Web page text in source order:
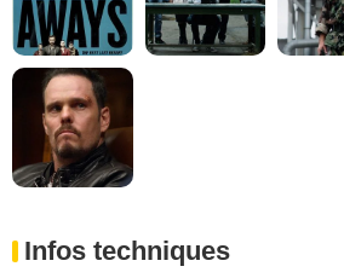
Infos techniques